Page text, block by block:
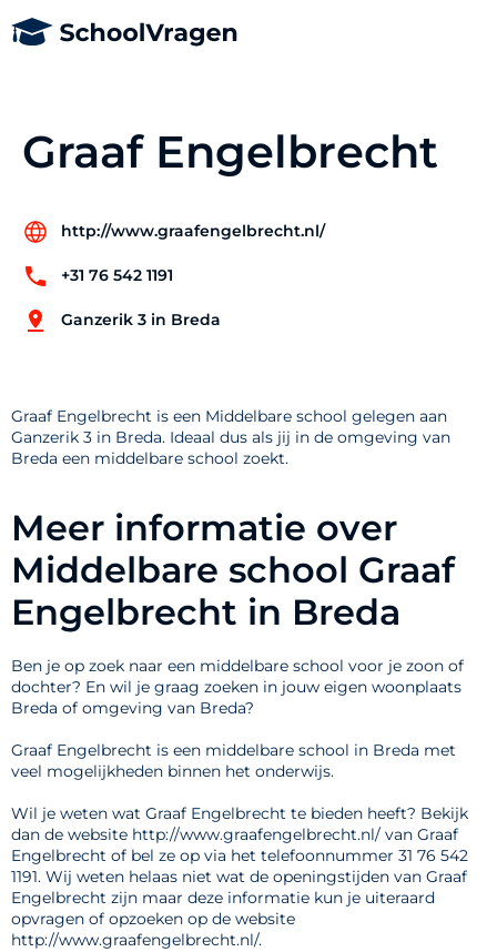
Graaf Engelbrecht
http://www.graafengelbrecht.nl/
+31 76 542 1191
Ganzerik 3 in Breda
Graaf Engelbrecht is een Middelbare school gelegen aan
Ganzerik 3 in Breda. Ideaal dus als jij in de omgeving van
Breda een middelbare school zoekt.
Meer informatie over
Middelbare school Graaf
Engelbrecht in Breda
Ben je op zoek naar een middelbare school voor je zoon of
dochter? En wil je graag zoeken in jouw eigen woonplaats
Breda of omgeving van Breda?
Graaf Engelbrecht is een middelbare school in Breda met
veel mogelijkheden binnen het onderwijs.
Wil je weten wat Graaf Engelbrecht te bieden heeft? Bekijk
dan de website http://www.graafengelbrecht.nl/ van Graaf
Engelbrecht of bel ze op via het telefoonnummer 31 76 542
1191. Wij weten helaas niet wat de openingstijden van Graaf
Engelbrecht zijn maar deze informatie kun je uiteraard
opvragen of opzoeken op de website
http://www.graafengelbrecht.nl/.